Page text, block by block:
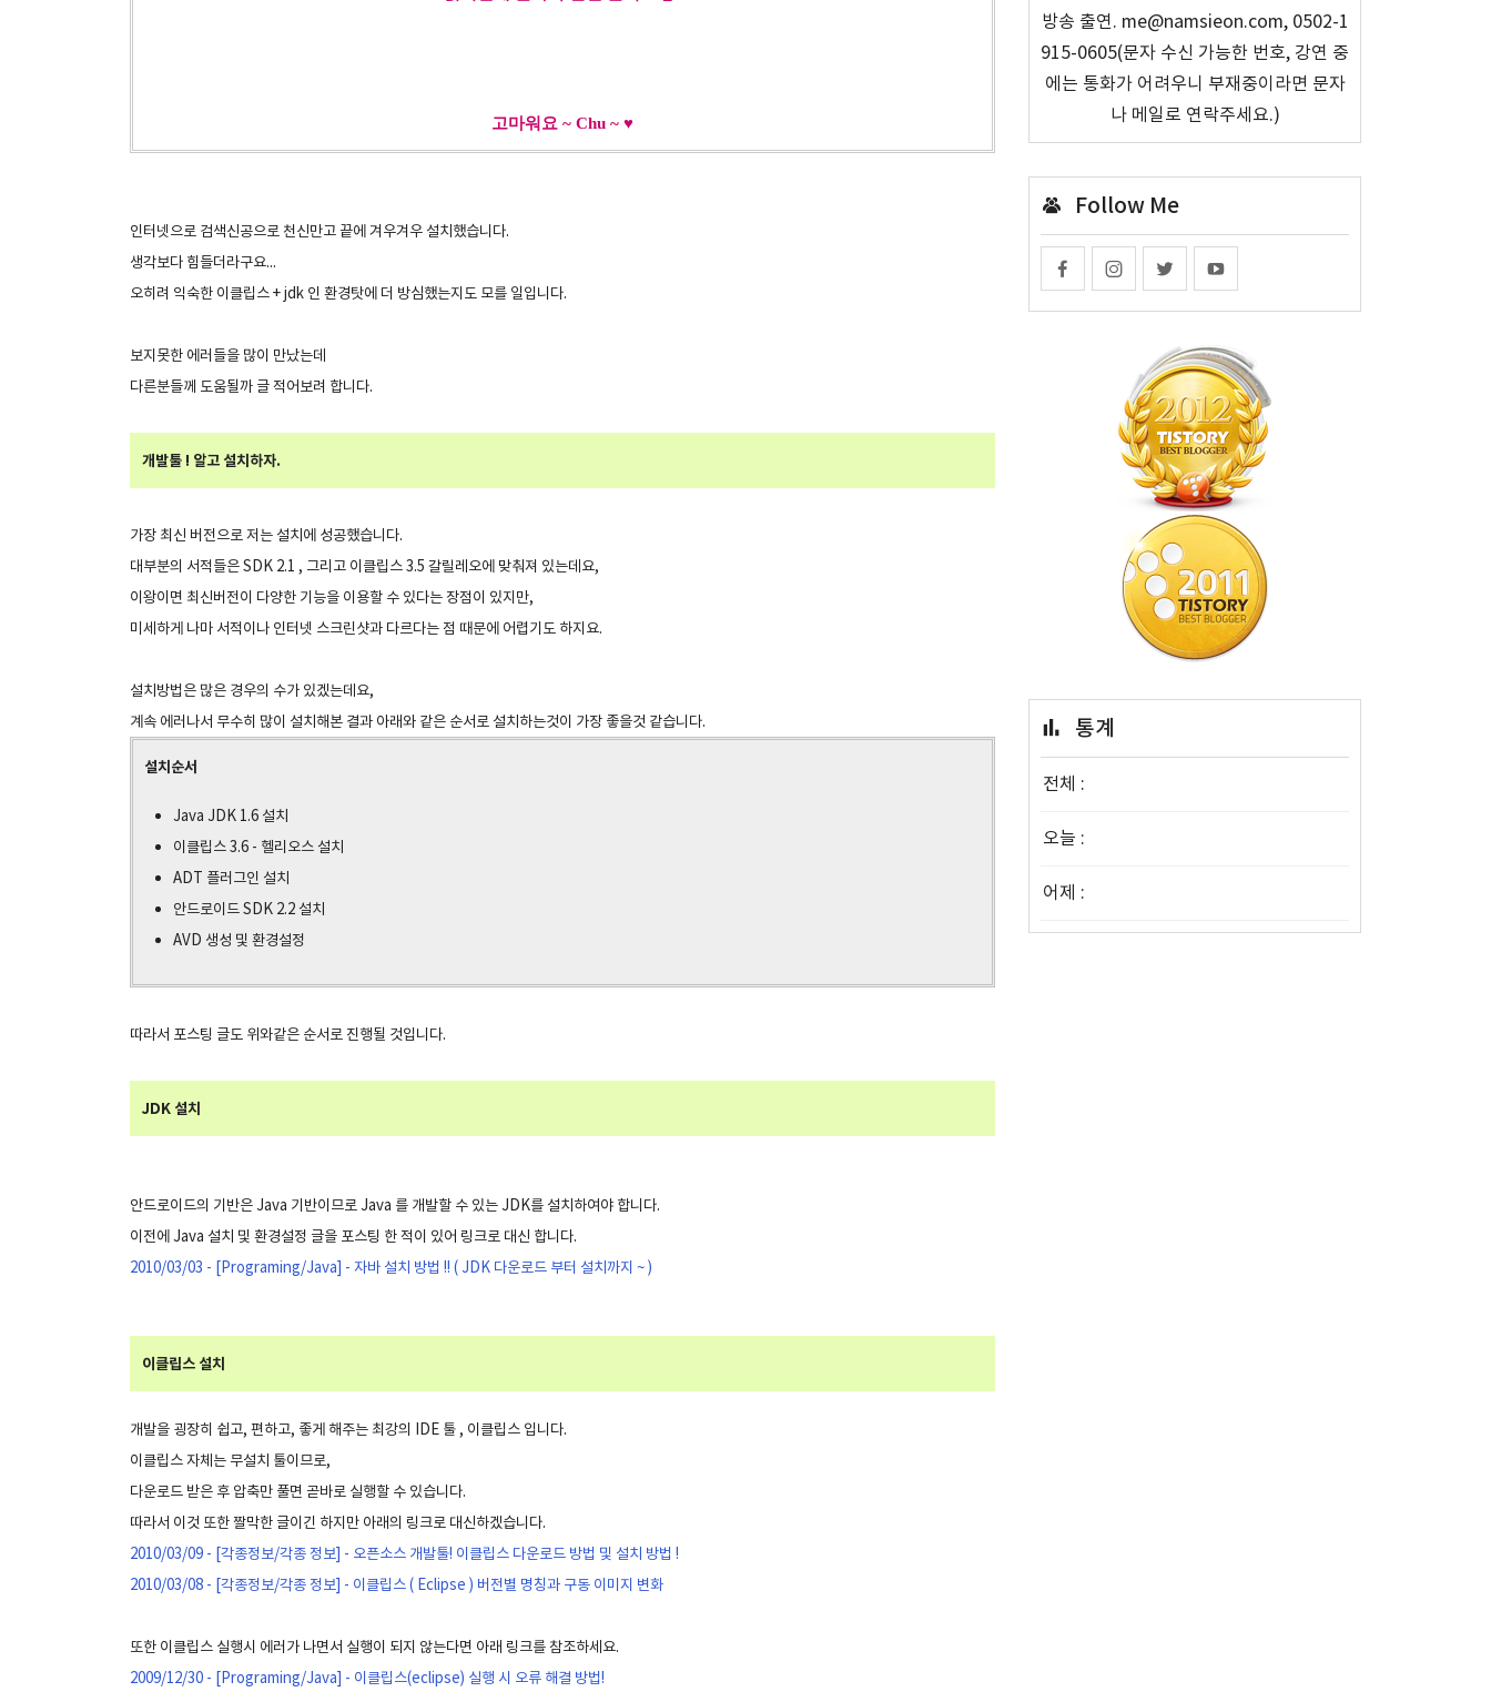
고마워요 ~ Chu ~ ♥
인터넷으로 검색신공으로 천신만고 끝에 겨우겨우 설치했습니다.
생각보다 힘들더라구요...
오히려 익숙한 이클립스 + jdk 인 환경탓에 더 방심했는지도 모를 일입니다.
보지못한 에러들을 많이 만났는데
다른분들께 도움될까 글 적어보려 합니다.
개발툴 ! 알고 설치하자.
가장 최신 버전으로 저는 설치에 성공했습니다.
대부분의 서적들은 SDK 2.1 , 그리고 이클립스 3.5 갈릴레오에 맞춰져 있는데요,
이왕이면 최신버전이 다양한 기능을 이용할 수 있다는 장점이 있지만,
미세하게 나마 서적이나 인터넷 스크린샷과 다르다는 점 때문에 어렵기도 하지요.
설치방법은 많은 경우의 수가 있겠는데요,
계속 에러나서 무수히 많이 설치해본 결과 아래와 같은 순서로 설치하는것이 가장 좋을것 같습니다.
설치순서
Java JDK 1.6 설치
이클립스 3.6 - 헬리오스 설치
ADT 플러그인 설치
안드로이드 SDK 2.2 설치
AVD 생성 및 환경설정
따라서 포스팅 글도 위와같은 순서로 진행될 것입니다.
JDK 설치
안드로이드의 기반은 Java 기반이므로 Java 를 개발할 수 있는 JDK를 설치하여야 합니다.
이전에 Java 설치 및 환경설정 글을 포스팅 한 적이 있어 링크로 대신 합니다.
2010/03/03 - [Programing/Java] - 자바 설치 방법 !! ( JDK 다운로드 부터 설치까지 ~ )
이클립스 설치
개발을 굉장히 쉽고, 편하고, 좋게 해주는 최강의 IDE 툴 , 이클립스 입니다.
이클립스 자체는 무설치 툴이므로,
다운로드 받은 후 압축만 풀면 곧바로 실행할 수 있습니다.
따라서 이것 또한 짤막한 글이긴 하지만 아래의 링크로 대신하겠습니다.
2010/03/09 - [각종정보/각종 정보] - 오픈소스 개발툴! 이클립스 다운로드 방법 및 설치 방법 !
2010/03/08 - [각종정보/각종 정보] - 이클립스 ( Eclipse ) 버전별 명칭과 구동 이미지 변화
또한 이클립스 실행시 에러가 나면서 실행이 되지 않는다면 아래 링크를 참조하세요.
2009/12/30 - [Programing/Java] - 이클립스(eclipse) 실행 시 오류 해결 방법!
방송 출연. me@namsieon.com, 0502-1
915-0605(문자 수신 가능한 번호, 강연 중
에는 통화가 어려우니 부재중이라면 문자
나 메일로 연락주세요.)
Follow Me
통계
전체 :
오늘 :
어제 :